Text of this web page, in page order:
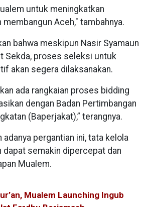
untuk meningkatkan
Aceh," tambahnya.
bahwa meskipun Nasir Syamaun
Sekda, proses seleksi untuk
akan segera dilaksanakan.
ada rangkaian proses bidding
dengan Badan Pertimbangan
(Baperjakat),” terangnya.
adanya pergantian ini, tata kelola
dapat semakin dipercepat dan
Mualem.
Mualem Launching Ingub